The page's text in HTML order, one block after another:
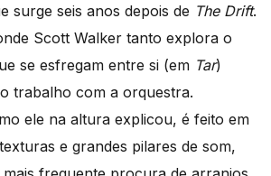
surge seis anos depois de The Drift.
Scott Walker tanto explora o
se esfregam entre si (em Tar)
trabalho com a orquestra.
ele na altura explicou, é feito em
e grandes pilares de som,